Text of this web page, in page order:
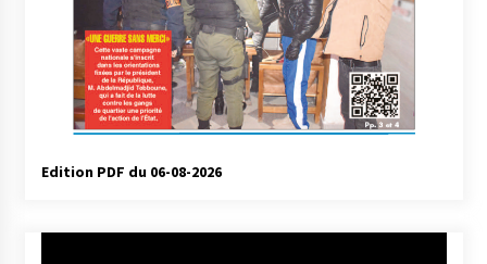
Edition PDF du 06-08-2026